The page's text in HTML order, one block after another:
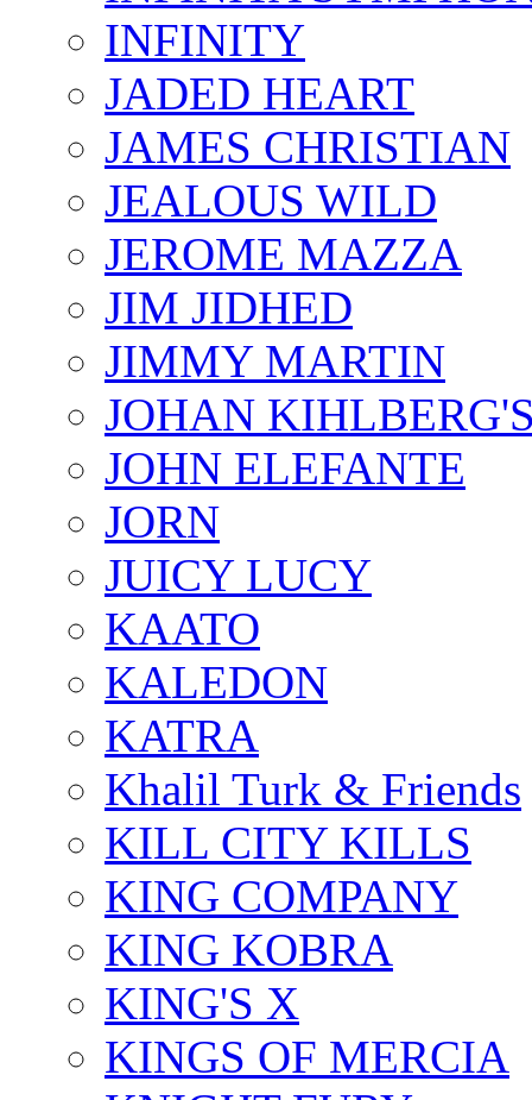
INFINITY
JADED HEART
JAMES CHRISTIAN
JEALOUS WILD
JEROME MAZZA
JIM JIDHED
JIMMY MARTIN
JOHAN
JOHN ELEFANTE
JORN
JUICY LUCY
KAATO
KALEDON
KATRA
Khalil Turk & Friends
KILL CITY KILLS
KING COMPANY
KING KOBRA
KING'S X
KINGS OF MERCIA